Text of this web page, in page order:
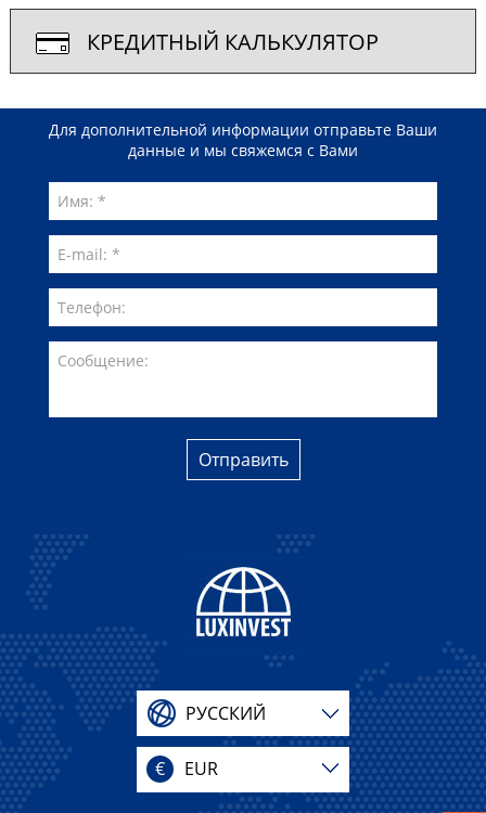
КРЕДИТНЫЙ КАЛЬКУЛЯТОР
Для дополнительной информации отправьте Ваши
данные и мы свяжемся с Вами
Отправить
РУССКИЙ
€ EUR